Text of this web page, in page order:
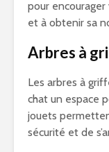
pour
et à obtenir sa
Arbres à
Les arbres à
chat un espace
jouets
sécurité et de